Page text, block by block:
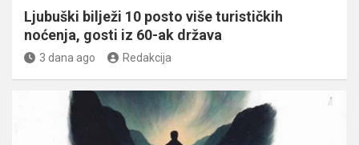
Ljubuški bilježi 10 posto više turističkih
noćenja, gosti iz 60-ak država
3 dana ago Redakcija